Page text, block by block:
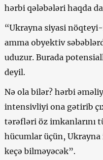
hərbi qələbələri haqda
“Ukrayna siyasi
amma obyektiv
uduzur. Burada
deyil.
Nə ola bilər? hərbi
intensivliyi ona gətirib
tərəfləri öz imkanlarını
hücumlar üçün,
keçə bilməyəcək”.